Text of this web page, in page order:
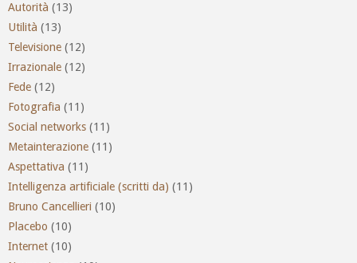
Autorità (13)
Utilità (13)
Televisione (12)
Irrazionale (12)
Fede (12)
Fotografia (11)
Social networks (11)
Metainterazione (11)
Aspettativa (11)
Intelligenza artificiale (scritti da) (11)
Bruno Cancellieri (10)
Placebo (10)
Internet (10)